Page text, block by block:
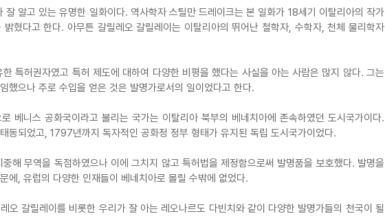
잘 알고 있는 유명한 일화이다. 역사학자 스틸만 드레이크는 본 일화가 18세기 이탈리아의 작가
혔다고 한다. 아무튼 갈릴레오 갈릴레이는 이탈리아의 뛰어난 철학자, 수학자, 천체 물리학자
특허권자였고 특허 제도에 대하여 다양한 비평을 했다는 사실을 아는 사람은 많지 않다. 그는
했으나 주로 수입을 얻은 것은 발명가로서의 일이었다고 한다.
베니스 공화국이라고 불리는 국가는 이탈리아 북부의 베네치아에 존속하였던 도시국가이다.
동되었고, 1797년까지 독자적인 공화정 정부 형태가 유지된 독립 도시국가이었다.
해 무역을 독점하였으나 이에 그치지 않고 특허법을 제정함으로써 발명품을 보호했다. 발명을
에, 유럽의 다양한 인재들이 베네치아로 몰릴 수밖에 없었다.
오 갈릴레이를 비롯한 우리가 잘 아는 레오나르도 다빈치와 같이 다양한 발명가들의 천국이 될